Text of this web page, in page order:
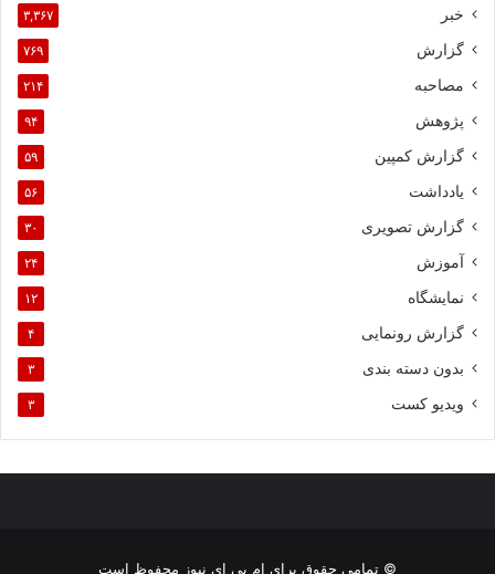
خبر ۳,۳۶۷
گزارش ۷۶۹
مصاحبه ۲۱۴
پژوهش ۹۴
گزارش کمپین ۵۹
یادداشت ۵۶
گزارش تصویری ۳۰
آموزش ۲۴
نمایشگاه ۱۲
گزارش رونمایی ۴
بدون دسته بندی ۳
ویدیو کست ۳
© تمامی حقوق برای ام بی ای نیوز محفوظ است